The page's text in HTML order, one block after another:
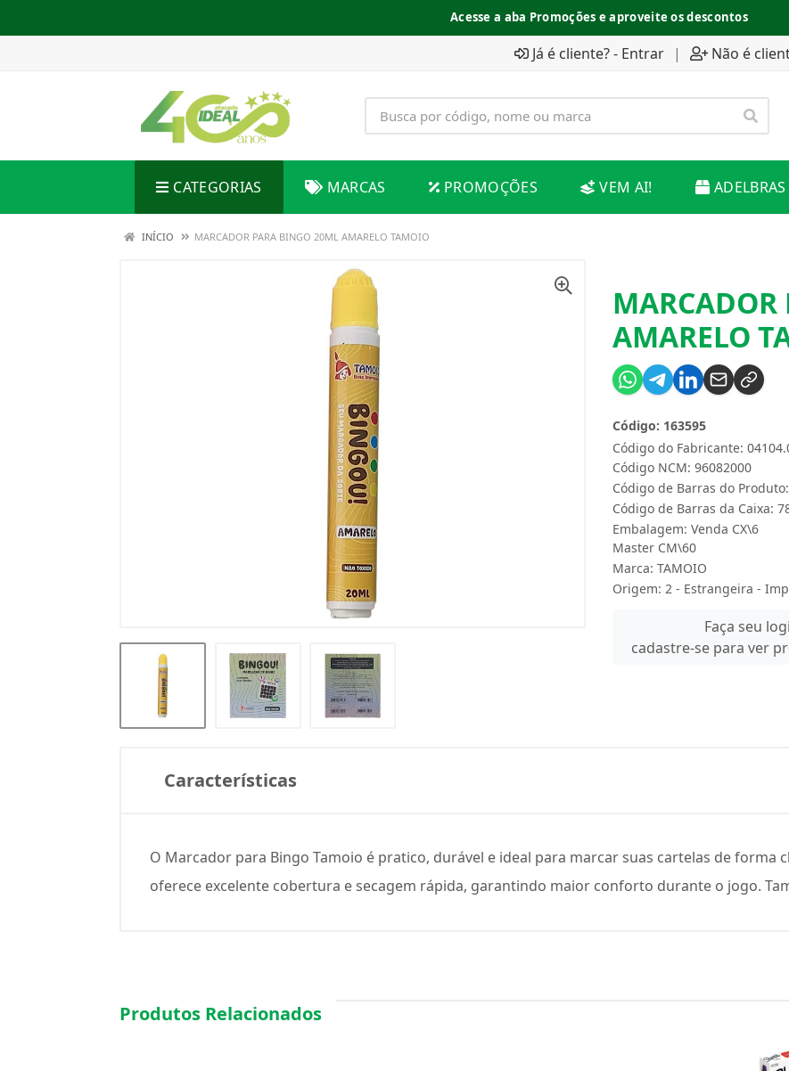
Acesse a aba Promoções e aproveite os descontos
Já é cliente? - Entrar | Não é
CATEGORIAS MARCAS PROMOÇÕES VEM AI! ADELBRAS
INÍCIO MARCADOR PARA BINGO 20ML AMARELO TAMOIO
AMARELO
Código do Fabricante:
Código: 163595
Código NCM: 96082000
Código de Barras do
Código de Barras da Caixa:
Embalagem: Venda CX\6
Master CM\60
Marca: TAMOIO
Origem: 2 - Estrangeira -
Faça seu
cadastre-se para ver
Características
O Marcador para Bingo Tamoio é pratico, durável e ideal para marcar suas cartelas de forma
oferece excelente cobertura e secagem rápida, garantindo maior conforto durante o jogo.
Produtos Relacionados